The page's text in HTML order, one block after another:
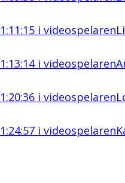
i videospelaren
i videospelaren
i videospelaren
i videospelaren